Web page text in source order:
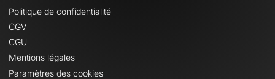
Politique de confidentialité
CGV
CGU
Mentions légales
Paramètres des cookies